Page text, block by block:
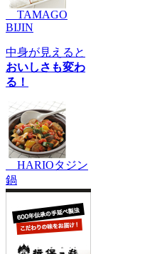
TAMAGO
BIJIN
中身が見えると
おいしさも変わ
る！
HARIOタジン
鍋